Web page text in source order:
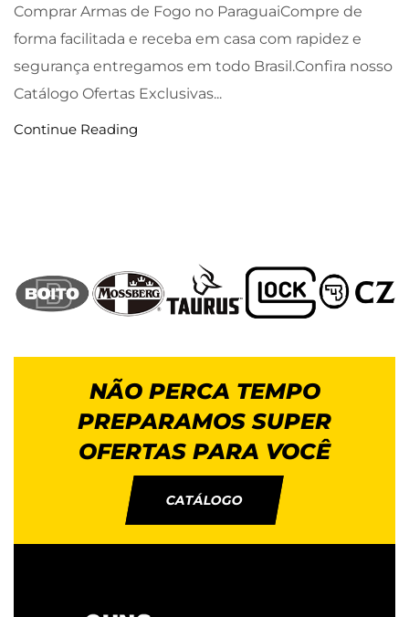
Comprar Armas de Fogo no ParaguaiCompre de
forma facilitada e receba em casa com rapidez e
segurança entregamos em todo Brasil.Confira nosso
Catálogo Ofertas Exclusivas...
Continue Reading
NÃO PERCA TEMPO
PREPARAMOS SUPER
OFERTAS PARA VOCÊ
CATÁLOGO